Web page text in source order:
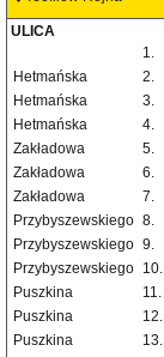
ULICA
1.
Hetmańska
2.
Hetmańska
3.
Hetmańska
4.
Zakładowa
5.
Zakładowa
6.
Zakładowa
7.
Przybyszewskiego 8.
Przybyszewskiego 9.
Przybyszewskiego 10.
Puszkina
11.
Puszkina
12.
Puszkina
13.